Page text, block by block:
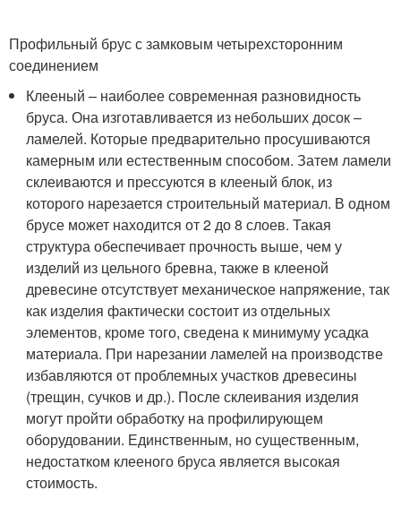
Профильный брус с замковым четырехсторонним
соединением
Клееный – наиболее современная разновидность
бруса. Она изготавливается из небольших досок –
ламелей. Которые предварительно просушиваются
камерным или естественным способом. Затем ламели
склеиваются и прессуются в клееный блок, из
которого нарезается строительный материал. В одном
брусе может находится от 2 до 8 слоев. Такая
структура обеспечивает прочность выше, чем у
изделий из цельного бревна, также в клееной
древесине отсутствует механическое напряжение, так
как изделия фактически состоит из отдельных
элементов, кроме того, сведена к минимуму усадка
материала. При нарезании ламелей на производстве
избавляются от проблемных участков древесины
(трещин, сучков и др.). После склеивания изделия
могут пройти обработку на профилирующем
оборудовании. Единственным, но существенным,
недостатком клееного бруса является высокая
стоимость.